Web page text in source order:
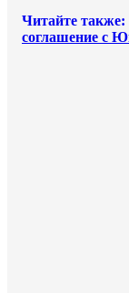
Читайте также:
соглашение с